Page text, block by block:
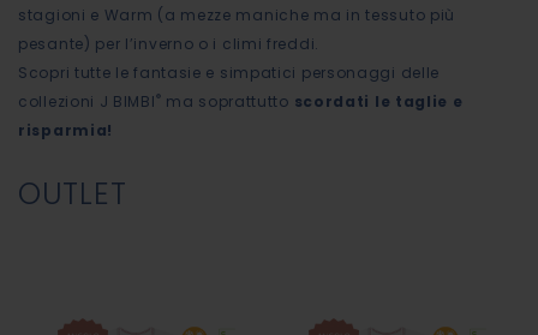
stagioni e Warm (a mezze maniche ma in tessuto più
pesante) per l’inverno o i climi freddi.
Scopri tutte le fantasie e simpatici personaggi delle
collezioni J BIMBI® ma soprattutto scordati le taglie e
risparmia!
OUTLET